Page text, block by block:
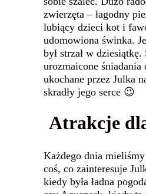
zwierzęta – łagodny
lubiący dzieci kot i
udomowiona świnka.
był strzał w dziesiątkę.
urozmaicone śniadania
ukochane przez Julka
skradły jego serce 😉
Atrakcje
Każdego dnia
coś, co zainteresuje
kiedy była ładna